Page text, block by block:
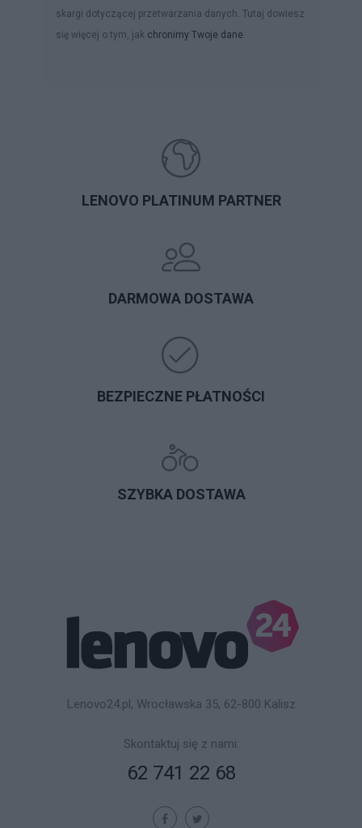
skargi dotyczącej przetwarzania danych. Tutaj dowiesz
się więcej o tym, jak chronimy Twoje dane.
LENOVO PLATINUM PARTNER
DARMOWA DOSTAWA
BEZPIECZNE PŁATNOŚCI
SZYBKA DOSTAWA
Lenovo24.pl, Wrocławska 35, 62-800 Kalisz
Skontaktuj się z nami:
62 741 22 68